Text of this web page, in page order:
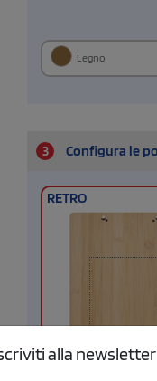
Legno
3 Configura le
RETRO
alla newsletter